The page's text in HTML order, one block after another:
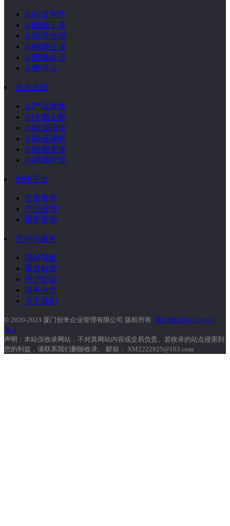
AI论文写作
AI绘画工具
AI语音合成
AI视频生成
AI图像处理
AI数字人
热点在线
AI产品发布
AI大咖人物
AI权威报告
AI绘画课程
AI绘画变现
AI视频变现
创作平台
文章发布
产品发布
模型发布
支持与服务
网站导航
聚合标签
用户协议
商务合作
关于我们
© 2020-2023 厦门创米企业管理有限公司 版权所有 闽ICP备2024031605
号-2
声明：本站仅收录网站，不对其网站内容或交易负责。若收录的站点侵害到
您的利益，请联系我们删除收录。 邮箱： XM2222925@163.com